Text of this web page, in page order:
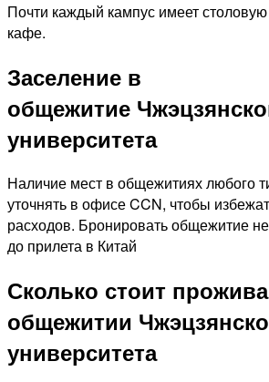
Почти каждый кампус имеет столовую
кафе.
Заселение в
общежитие
университета
Наличие мест в общежитиях любого
уточнять в офисе CCN, чтобы
расходов. Бронировать общежитие
до прилета в Китай
Сколько стоит
общежитии
университета